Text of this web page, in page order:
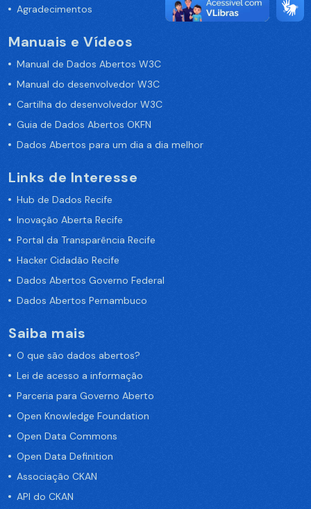
Agradecimentos
Manuais e Vídeos
Manual de Dados Abertos W3C
Manual do desenvolvedor W3C
Cartilha do desenvolvedor W3C
Guia de Dados Abertos OKFN
Dados Abertos para um dia a dia melhor
Links de Interesse
Hub de Dados Recife
Inovação Aberta Recife
Portal da Transparência Recife
Hacker Cidadão Recife
Dados Abertos Governo Federal
Dados Abertos Pernambuco
Saiba mais
O que são dados abertos?
Lei de acesso a informação
Parceria para Governo Aberto
Open Knowledge Foundation
Open Data Commons
Open Data Definition
Associação CKAN
API do CKAN